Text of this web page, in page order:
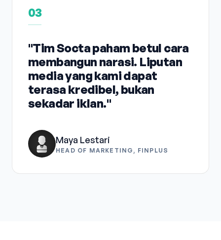
03
"Tim Socta paham betul cara
membangun narasi. Liputan
media yang kami dapat
terasa kredibel, bukan
sekadar iklan."
Maya Lestari
HEAD OF MARKETING, FINPLUS